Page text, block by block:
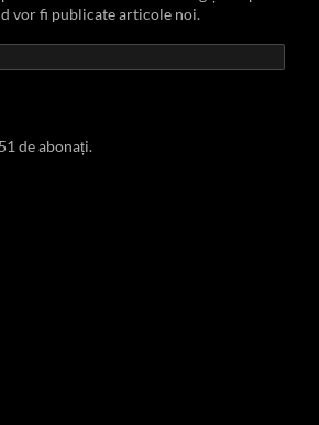
vor fi publicate articole noi.
de abonați.